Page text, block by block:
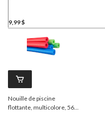
9,99 $
Nouille de piscine
flottante, multicolore, 56